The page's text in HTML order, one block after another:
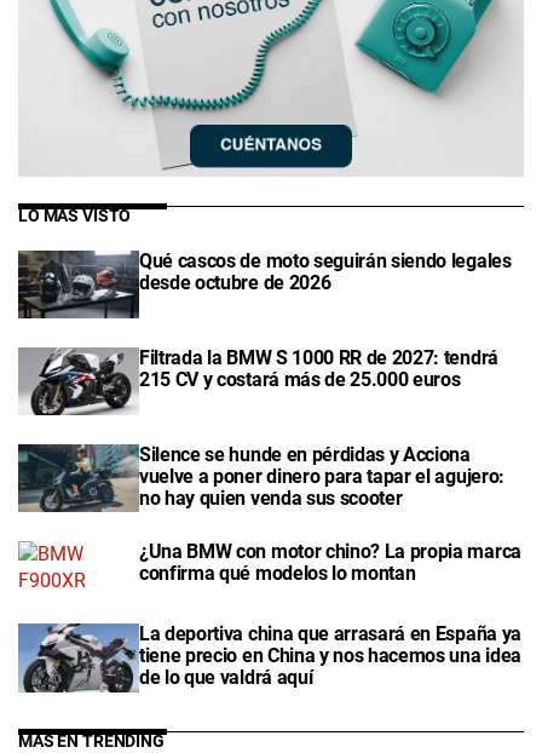
LO MÁS VISTO
Qué cascos de moto seguirán siendo legales
desde octubre de 2026
Filtrada la BMW S 1000 RR de 2027: tendrá
215 CV y costará más de 25.000 euros
Silence se hunde en pérdidas y Acciona
vuelve a poner dinero para tapar el agujero:
no hay quien venda sus scooter
¿Una BMW con motor chino? La propia marca
confirma qué modelos lo montan
La deportiva china que arrasará en España ya
tiene precio en China y nos hacemos una idea
de lo que valdrá aquí
MÁS EN TRENDING